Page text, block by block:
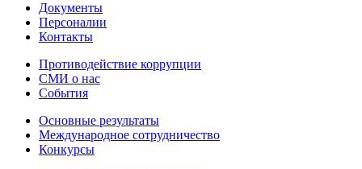
Документы
Персоналии
Контакты
Противодействие коррупции
СМИ о нас
События
Основные результаты
Международное сотрудничество
Конкурсы